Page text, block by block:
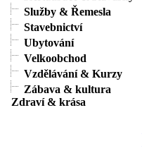
Služby & Řemesla
Stavebnictví
Ubytování
Velkoobchod
Vzdělávání & Kurzy
Zábava & kultura
Zdraví & krása